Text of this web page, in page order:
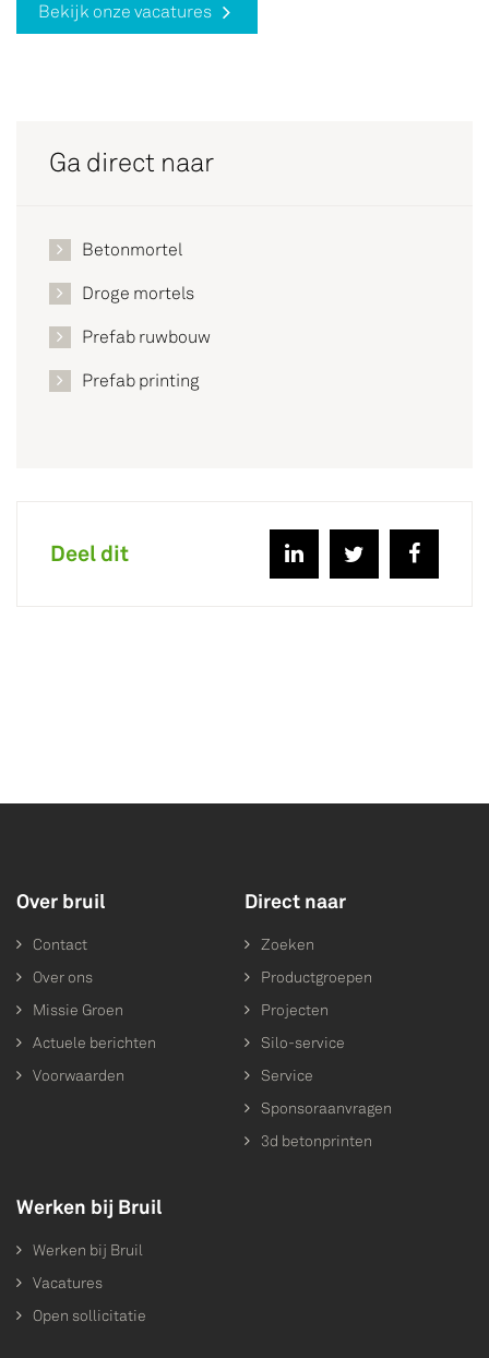
Bekijk onze vacatures
Ga direct naar
Betonmortel
Droge mortels
Prefab ruwbouw
Prefab printing
Deel dit
Over bruil
Contact
Over ons
Missie Groen
Actuele berichten
Voorwaarden
Direct naar
Zoeken
Productgroepen
Projecten
Silo-service
Service
Sponsoraanvragen
3d betonprinten
Werken bij Bruil
Werken bij Bruil
Vacatures
Open sollicitatie